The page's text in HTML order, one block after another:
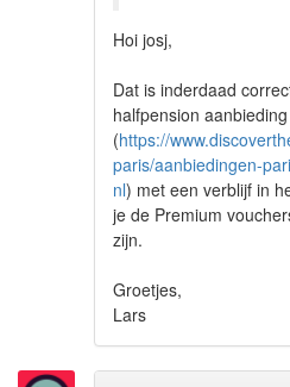
Hoi josj,
Dat is inderdaad
halfpension aanbieding
(https://
paris/aanbiedingen-
nl) met een verblijf in
je de Premium
zijn.
Groetjes,
Lars